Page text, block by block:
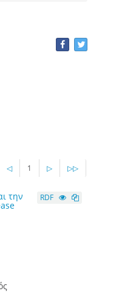
◁ 1 ▷ ▷▷
την RDF